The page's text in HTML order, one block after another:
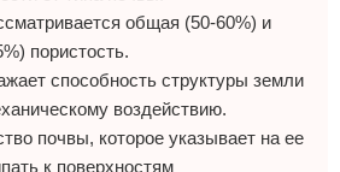
общая (50-60%) и
пористость.
способность структуры земли
воздействию.
почвы, которое указывает на ее
к поверхностям